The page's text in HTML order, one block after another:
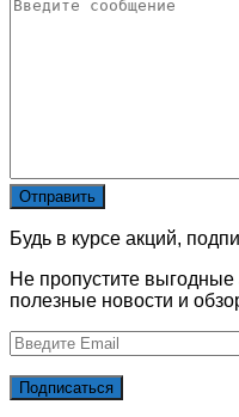
Будь в курсе акций,
Не пропустите
полезные новости и